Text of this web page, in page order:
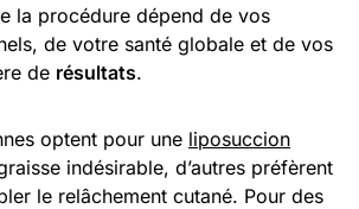
la procédure dépend de vos
de votre santé globale et de vos
de résultats.
optent pour une liposuccion
indésirable, d’autres préfèrent
le relâchement cutané. Pour des